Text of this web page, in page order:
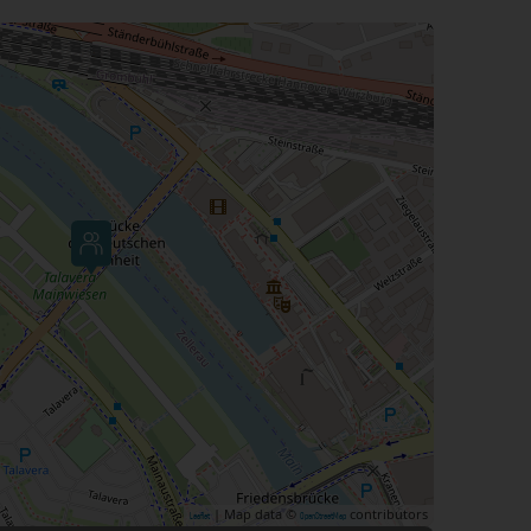
Leaflet | Map data © OpenStreetMap contributors